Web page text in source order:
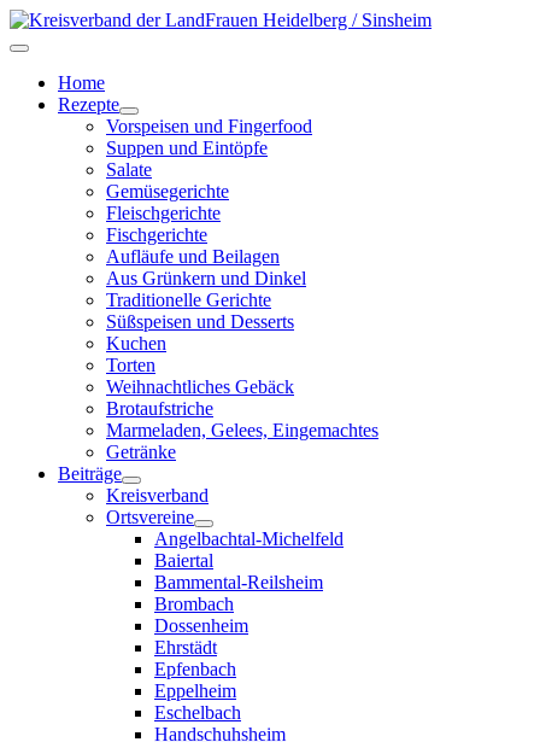
Home
Rezepte
Vorspeisen und Fingerfood
Suppen und Eintöpfe
Salate
Gemüsegerichte
Fleischgerichte
Fischgerichte
Aufläufe und Beilagen
Aus Grünkern und Dinkel
Traditionelle Gerichte
Süßspeisen und Desserts
Kuchen
Torten
Weihnachtliches Gebäck
Brotaufstriche
Marmeladen, Gelees, Eingemachtes
Getränke
Beiträge
Kreisverband
Ortsvereine
Angelbachtal-Michelfeld
Baiertal
Bammental-Reilsheim
Brombach
Dossenheim
Ehrstädt
Epfenbach
Eppelheim
Eschelbach
Handschuhsheim